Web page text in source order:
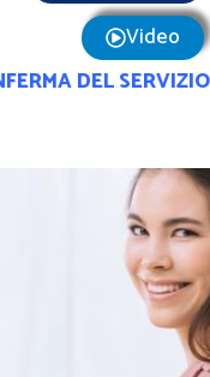
Video
DEL SERVIZIO